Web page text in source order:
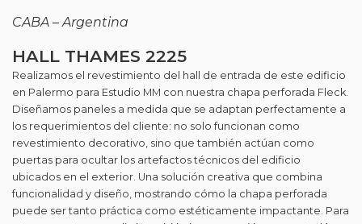
CABA – Argentina
HALL THAMES 2225
Realizamos el revestimiento del hall de entrada de este edificio
en Palermo para Estudio MM con nuestra chapa perforada Fleck.
Diseñamos paneles a medida que se adaptan perfectamente a
los requerimientos del cliente: no solo funcionan como
revestimiento decorativo, sino que también actúan como
puertas para ocultar los artefactos técnicos del edificio
ubicados en el exterior. Una solución creativa que combina
funcionalidad y diseño, mostrando cómo la chapa perforada
puede ser tanto práctica como estéticamente impactante. Para